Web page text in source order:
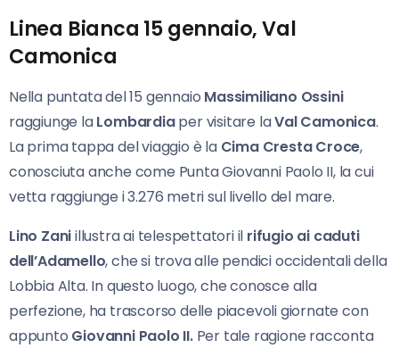
Linea Bianca 15 gennaio, Val
Camonica
Nella puntata del 15 gennaio Massimiliano Ossini
raggiunge laLombardiaper visitare laVal Camonica.
La prima tappa del viaggio è la Cima Cresta Croce,
conosciuta anche come Punta Giovanni Paolo II, la cui
vetta raggiunge i 3.276 metri sul livello del mare.
Lino Zaniillustra ai telespettatori il rifugio ai caduti
dell’Adamello, che si trova alle pendici occidentali della
Lobbia Alta. In questo luogo, che conosce alla
perfezione, ha trascorso delle piacevoli giornate con
appunto Giovanni Paolo II.Per tale ragione racconta